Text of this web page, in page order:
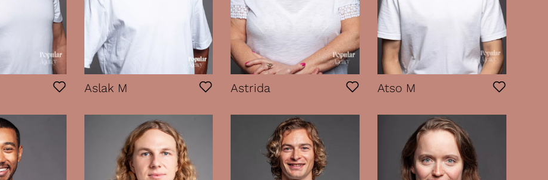
Aslak M Astrida Atso M